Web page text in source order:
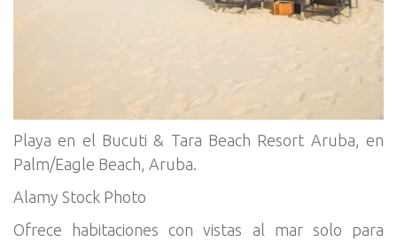
Playa en el Bucuti & Tara Beach Resort Aruba, en
Palm/Eagle Beach, Aruba.
Alamy Stock Photo
Ofrece habitaciones con vistas al mar solo para